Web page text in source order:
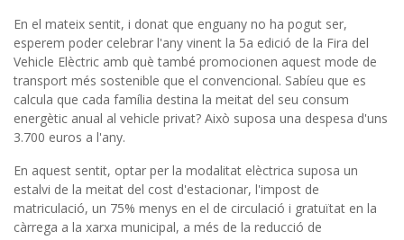
En el mateix sentit, i donat que enguany no ha pogut ser,
esperem poder celebrar l'any vinent la 5a edició de la Fira del
Vehicle Elèctric amb què també promocionen aquest mode de
transport més sostenible que el convencional. Sabíeu que es
calcula que cada família destina la meitat del seu consum
energètic anual al vehicle privat? Això suposa una despesa d'uns
3.700 euros a l'any.
En aquest sentit, optar per la modalitat elèctrica suposa un
estalvi de la meitat del cost d'estacionar, l'impost de
matriculació, un 75% menys en el de circulació i gratuïtat en la
càrrega a la xarxa municipal, a més de la reducció de